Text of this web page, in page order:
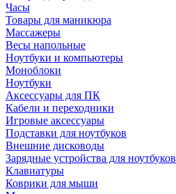
Часы
Товары для маникюра
Массажеры
Весы напольные
Ноутбуки и компьютеры
Моноблоки
Ноутбуки
Аксессуары для ПК
Кабели и переходники
Игровые аксессуары
Подставки для ноутбуков
Внешние дисководы
Зарядные устройства для ноутбуков
Клавиатуры
Коврики для мыши